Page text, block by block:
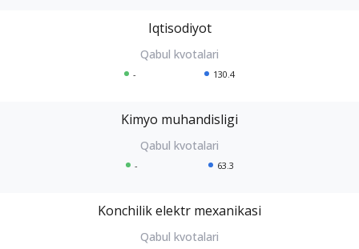
Iqtisodiyot
- 130.4
Kimyo muhandisligi
- 63.3
Konchilik elektr mexanikasi